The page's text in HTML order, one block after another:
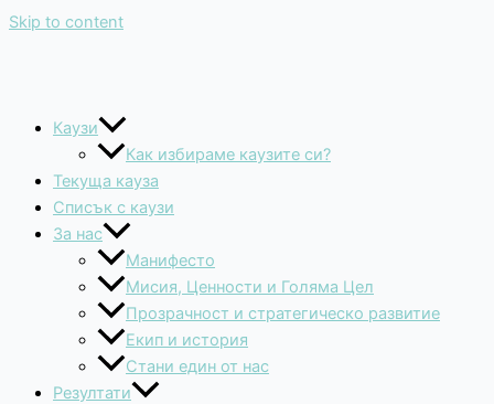
Skip to content
Каузи
Как избираме каузите си?
Текуща кауза
Списък с каузи
За нас
Манифесто
Мисия, Ценности и Голяма Цел
Прозрачност и стратегическо развитие
Екип и история
Стани един от нас
Резултати